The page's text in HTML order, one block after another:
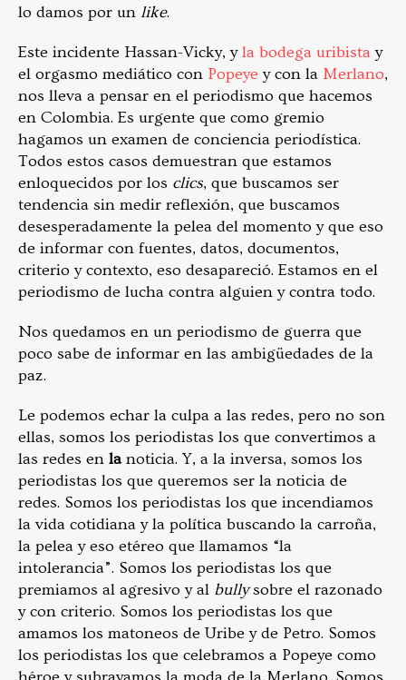
lo damos por un like.
Este incidente Hassan-Vicky, yla bodega uribista y
el orgasmo mediático con Popeye y con la Merlano,
nos lleva a pensar en el periodismo que hacemos
en Colombia. Es urgente que como gremio
hagamos un examen de conciencia periodística.
Todos estos casos demuestran que estamos
enloquecidos por los clics, que buscamos ser
tendencia sin medir reflexión, que buscamos
desesperadamente la pelea del momento y que eso
de informar con fuentes, datos, documentos,
criterio y contexto, eso desapareció. Estamos en el
periodismo de lucha contra alguien y contra todo.
Nos quedamos en un periodismo de guerra que
poco sabe de informar en las ambigüedades de la
paz.
Le podemos echar la culpa a las redes, pero no son
ellas, somos los periodistas los que convertimos a
las redes en lanoticia. Y, a la inversa, somos los
periodistas los que queremos ser la noticia de
redes. Somos los periodistas los que incendiamos
la vida cotidiana y la política buscando la carroña,
la pelea y eso etéreo que llamamos “la
intolerancia”. Somos los periodistas los que
premiamos al agresivo y al bullysobre el razonado
y con criterio. Somos los periodistas los que
amamos los matoneos de Uribe y de Petro. Somos
los periodistas los que celebramos a Popeye como